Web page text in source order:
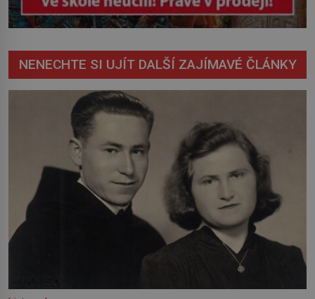
NENECHTE SI UJÍT DALŠÍ ZAJÍMAVÉ ČLÁNKY